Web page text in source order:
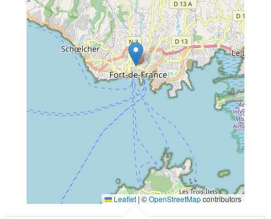
Leaflet| ©OpenStreetMapcontributors